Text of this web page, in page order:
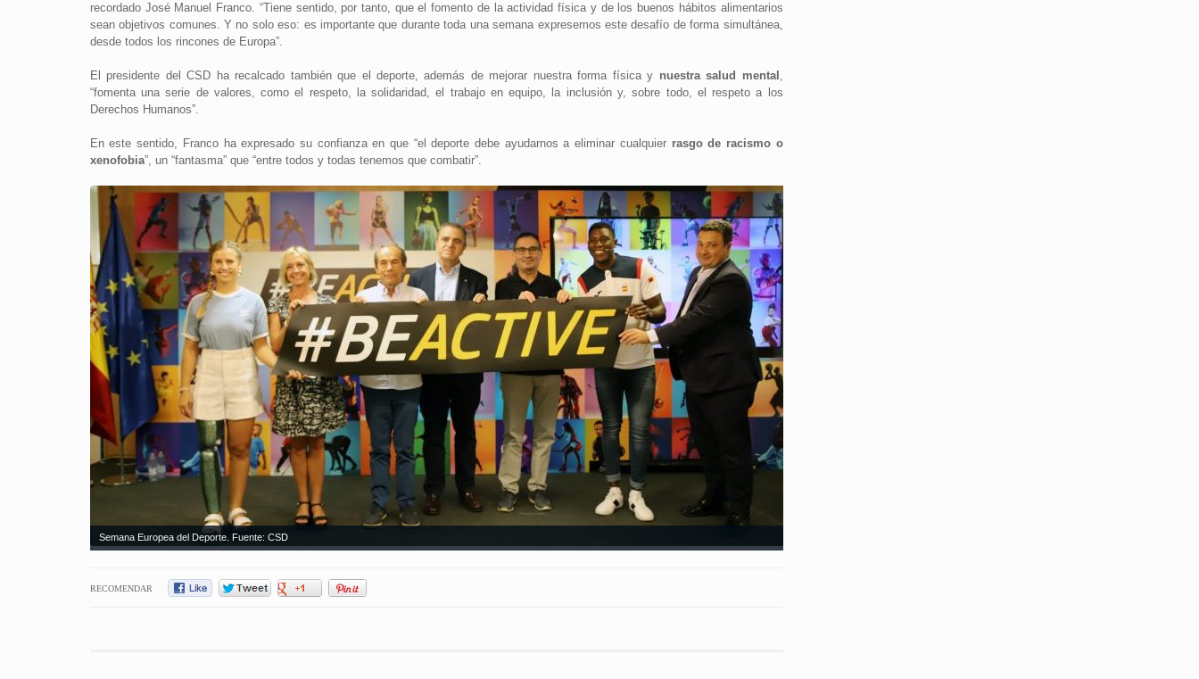
recordado José Manuel Franco. “Tiene sentido, por tanto, que el fomento de la actividad física y de los buenos hábitos alimentarios
sean objetivos comunes. Y no solo eso: es importante que durante toda una semana expresemos este desafío de forma simultánea,
desde todos los rincones de Europa”.
El presidente del CSD ha recalcado también que el deporte, además de mejorar nuestra forma física y nuestra salud mental ,
“fomenta una serie de valores, como el respeto, la solidaridad, el trabajo en equipo, la inclusión y, sobre todo, el respeto a los
Derechos Humanos”.
En este sentido, Franco ha expresado su confianza en que “el deporte debe ayudarnos a eliminar cualquier rasgo de racismo o
xenofobia”, un “fantasma” que “entre todos y todas tenemos que combatir”.
Semana Europea del Deporte. Fuente: CSD
RECOMENDAR